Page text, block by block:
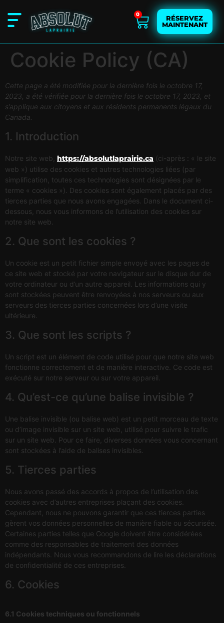
0
RÉSERVEZ
MAINTENANT
Cookie Policy (CA)
Cette page a été modifiée pour la dernière fois le octobre 17,
2023, a été vérifiée pour la dernière fois le octobre 17, 2023, et
s’applique aux citoyens et aux résidents permanents légaux du
Canada.
1. Introduction
Notre site web, https://absolutlaprairie.ca (ci-après : « le site
web ») utilise des cookies et autres technologies liées (par
simplification, toutes ces technologies sont désignées par le
terme « cookies »). Des cookies sont également placés par des
tierces parties que nous avons engagées. Dans le document ci-
dessous, nous vous informons de l’utilisation des cookies sur
notre site web.
2. Que sont les cookies ?
Un cookie est un petit fichier simple envoyé avec les pages de
ce site web et stocké par votre navigateur sur le disque dur de
votre ordinateur ou d’un autre appareil. Les informations qui y
sont stockées peuvent être renvoyées à nos serveurs ou aux
serveurs des tierces parties concernées lors d’une visite
ultérieure.
3. Que sont les scripts ?
Un script est un élément de code utilisé pour que notre site web
fonctionne correctement et de manière interactive. Ce code est
exécuté sur notre serveur ou sur votre appareil.
4. Qu’est-ce qu’une balise invisible ?
Une balise invisible (ou balise web) est un petit morceau de texte
ou d’image invisible sur un site web, utilisé pour suivre le trafic
sur un site web. Pour ce faire, diverses données vous concernant
sont stockées à l’aide de balises invisibles.
5. Tierces parties
Nous avons passé des accords à propos de l’utilisation des
cookies avec d’autres entreprises plaçant des cookies.
Cependant, nous ne pouvons garantir que ces tierces parties
gèrent vos données personnelles de manière fiable ou sécurisée.
Certaines parties telles que Google doivent être considérées
comme des responsables de traitement des données
indépendants. Nous vous recommandons de lire les déclarations
de confidentialité de ces entreprises.
6. Cookies
6.1 Cookies techniques ou fonctionnels